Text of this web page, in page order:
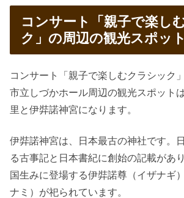
コンサート「親子で楽し
ク」の周辺の観光スポット
コンサート「親子で楽しむクラシック
市立しづかホール周辺の観光スポット
里と伊弉諾神宮になります。
伊弉諾神宮は、日本最古の神社です。
る古事記と日本書紀に創始の記載があ
国生みに登場する伊弉諾尊（イザナギ
ナミ）が祀られています。